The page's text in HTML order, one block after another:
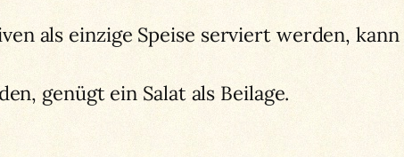
als einzige Speise serviert werden, kann
genügt ein Salat als Beilage.